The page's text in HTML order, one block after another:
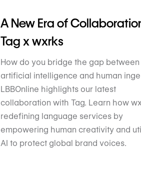
A New Era of
Tag x wxrks
How do you bridge the gap between
artificial intelligence and human
LBBOnline highlights our latest
collaboration with Tag. Learn how
redefining language services by
empowering human creativity and
AI to protect global brand voices.